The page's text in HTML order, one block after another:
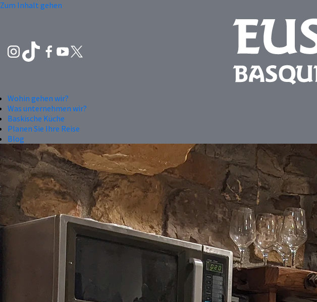
Zum Inhalt gehen
Wohin gehen wir?
Was unternehmen wir?
Baskische Küche
Planen Sie Ihre Reise
Blog